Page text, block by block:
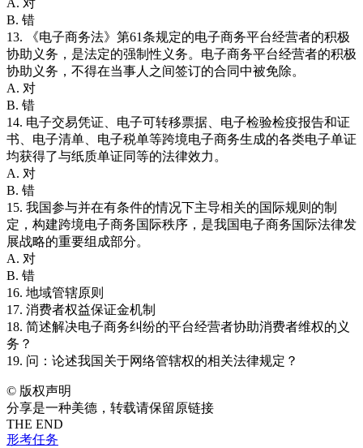
A. 对
B. 错
13. 《电子商务法》第61条规定的电子商务平台经营者的积极
协助义务，是法定的强制性义务。电子商务平台经营者的积极
协助义务，不得在当事人之间签订的合同中被免除。
A. 对
B. 错
14. 电子交易凭证、电子可转移票据、电子检验检疫报告和证
书、电子清单、电子税单等跨境电子商务生成的各类电子单证
均获得了与纸质单证同等的法律效力。
A. 对
B. 错
15. 我国参与并在有条件的情况下主导相关的国际规则的制
定，构建跨境电子商务国际秩序，是我国电子商务国际法律发
展战略的重要组成部分。
A. 对
B. 错
16. 地域管辖原则
17. 消费者权益保证金机制
18. 简述解决电子商务纠纷的平台经营者协助消费者维权的义
务？
19. 问：论述我国关于网络管辖权的相关法律规定？
© 版权声明
分享是一种美德，转载请保留原链接
THE END
形考任务